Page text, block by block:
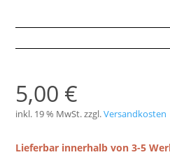
5,00 €
inkl. 19 % MwSt. zzgl.Versandkosten
Lieferbar innerhalb von 3-5